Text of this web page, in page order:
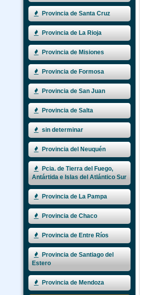
Provincia de Santa Cruz
Provincia de La Rioja
Provincia de Misiones
Provincia de Formosa
Provincia de San Juan
Provincia de Salta
sin determinar
Provincia del Neuquén
Pcia. de Tierra del Fuego,
Antártida e Islas del Atlántico Sur
Provincia de La Pampa
Provincia de Chaco
Provincia de Entre Ríos
Provincia de Santiago del
Estero
Provincia de Mendoza